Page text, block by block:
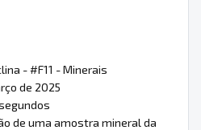
- #F11 - Minerais
de 2025
de uma amostra mineral da